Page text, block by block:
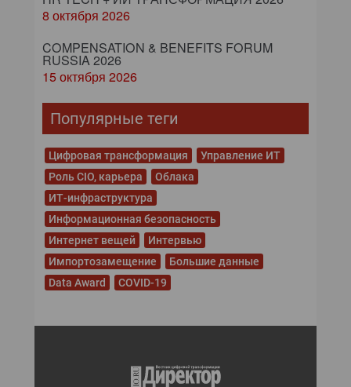
8 октября 2026
COMPENSATION & BENEFITS FORUM
RUSSIA 2026
15 октября 2026
Популярные теги
Цифровая трансформация
Управление ИТ
Роль CIO, карьера
Облака
ИТ-инфраструктура
Информационная безопасность
Интернет вещей
Интервью
Импортозамещение
Большие данные
Data Award
COVID-19